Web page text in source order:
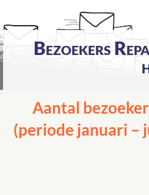
Bezoekers
Aantal
(periode januari –